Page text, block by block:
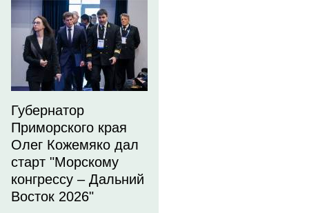
Губернатор
Приморского края
Олег Кожемяко дал
старт "Морскому
конгрессу – Дальний
Восток 2026"